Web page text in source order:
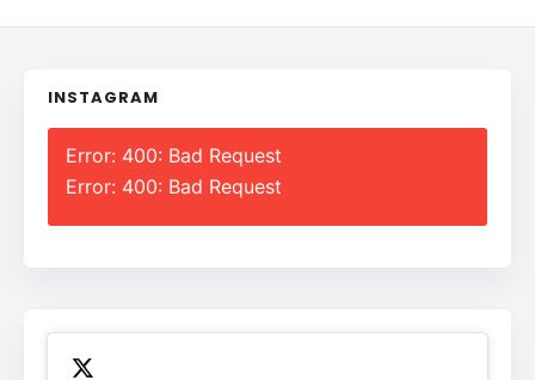
INSTAGRAM
Error: 400: Bad Request
Error: 400: Bad Request